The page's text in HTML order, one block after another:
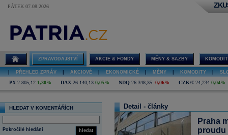
PÁTEK 07.08.2026
ZPRAVODAJSTVÍ AKCIE & FONDY MĚNY & SAZBY
PŘEHLED ZPRÁV AKCIOVÉ EKONOMICKÉ MĚNY KOMODITY
PX 2 805,12 1,30% DAX 26 140,13 0,05% NDQ 26 348,35 -0,06% CZK/€ 24,234 0,04%
HLEDAT V KOMENTÁŘÍCH
hledat
Pokročilé hledání
Detail - články
Praha
proudu